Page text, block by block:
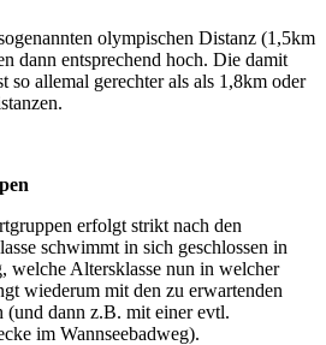
olympischen Distanz (1,5km
dann entsprechend hoch. Die damit
so allemal gerechter als als 1,8km oder
erfolgt strikt nach den
schwimmt in sich geschlossen in
welche Altersklasse nun in welcher
wiederum mit den zu erwartenden
(und dann z.B. mit einer evtl.
im Wannseebadweg).